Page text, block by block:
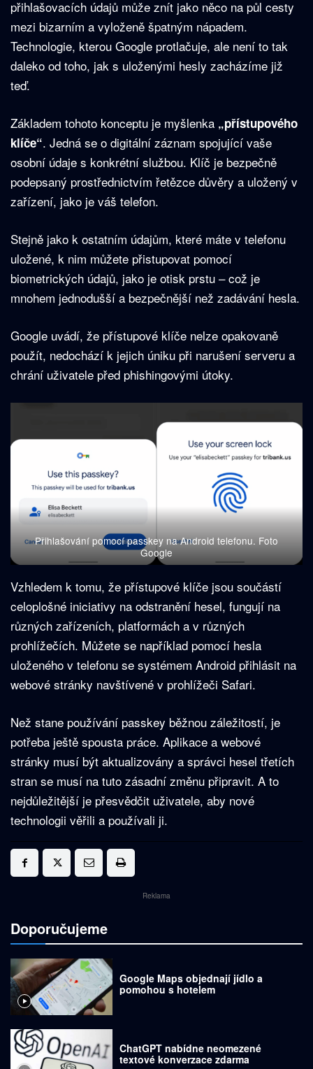
přihlašovacích údajů může znít jako něco na půl cesty
mezi bizarním a vyloženě špatným nápadem.
Technologie, kterou Google protlačuje, ale není to tak
daleko od toho, jak s uloženými hesly zacházíme již
teď.
Základem tohoto konceptu je myšlenka „přístupového
klíče“. Jedná se o digitální záznam spojující vaše
osobní údaje s konkrétní službou. Klíč je bezpečně
podepsaný prostřednictvím řetězce důvěry a uložený v
zařízení, jako je váš telefon.
Stejně jako k ostatním údajům, které máte v telefonu
uložené, k nim můžete přistupovat pomocí
biometrických údajů, jako je otisk prstu – což je
mnohem jednodušší a bezpečnější než zadávání hesla.
Google uvádí, že přístupové klíče nelze opakovaně
použít, nedochází k jejich úniku při narušení serveru a
chrání uživatele před phishingovými útoky.
Přihlašování pomocí passkey na Android telefonu. Foto
Google
Vzhledem k tomu, že přístupové klíče jsou součástí
celoplošné iniciativy na odstranění hesel, fungují na
různých zařízeních, platformách a v různých
prohlížečích. Můžete se například pomocí hesla
uloženého v telefonu se systémem Android přihlásit na
webové stránky navštívené v prohlížeči Safari.
Než stane používání passkey běžnou záležitostí, je
potřeba ještě spousta práce. Aplikace a webové
stránky musí být aktualizovány a správci hesel třetích
stran se musí na tuto zásadní změnu připravit. A to
nejdůležitější je přesvědčit uživatele, aby nové
technologii věřili a používali ji.
Reklama
Doporučujeme
Google Maps objednají jídlo a
pomohou s hotelem
ChatGPT nabídne neomezené
textové konverzace zdarma